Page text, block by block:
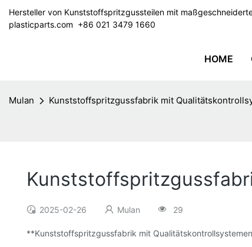
Hersteller von Kunststoffspritzgussteilen mit
plasticparts.com ​​​​​​​ +86 021 3479 1660
HOME
Mulan Kunststoffspritzgussfabrik mit
2025-02-26 Mulan 29
**Kunststoffspritzgussfabrik mit